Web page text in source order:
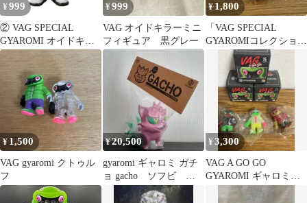
¥ 999
② VAG SPECIAL
GYAROMI オイドキラ
ー ガチャ フィギュ
¥999
VAG オイドキラーミニ
フィギュア 黒グレー
¥1,800
「VAG SPECIAL
GYAROMIコレクショ
ン」 3種セット
¥ 1,500
VAG gyaromi クトゥル
フ
¥20,500
gyaromi ギャロミ ガチ
ョ gacho ソフビ 墓
場の画廊
¥3,300
VAG A GO GO
GYAROMI ギャロミ
ソフビ オイドキラー